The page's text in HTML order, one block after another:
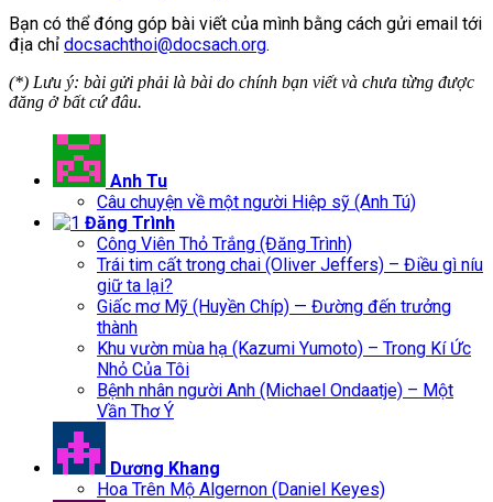
Bạn có thể đóng góp bài viết của mình bằng cách gửi email tới
địa chỉ docsachthoi@docsach.org.
(*) Lưu ý: bài gửi phải là bài do chính bạn viết và chưa từng được
đăng ở bất cứ đâu.
Anh Tu
Câu chuyện về một người Hiệp sỹ (Anh Tú)
Đăng Trình
Công Viên Thỏ Trắng (Đăng Trình)
Trái tim cất trong chai (Oliver Jeffers) – Điều gì níu
giữ ta lại?
Giấc mơ Mỹ (Huyền Chíp) — Đường đến trưởng
thành
Khu vườn mùa hạ (Kazumi Yumoto) – Trong Kí Ức
Nhỏ Của Tôi
Bệnh nhân người Anh (Michael Ondaatje) – Một
Vần Thơ Ý
Dương Khang
Hoa Trên Mộ Algernon (Daniel Keyes)